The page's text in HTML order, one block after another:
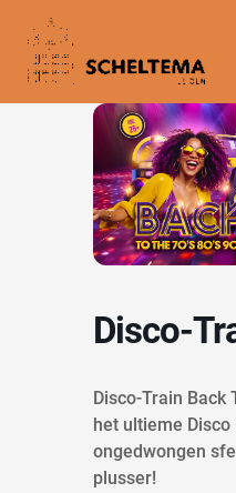
naar
Disco-
Disco-Train Back
het ultieme Disco
ongedwongen
plusser!